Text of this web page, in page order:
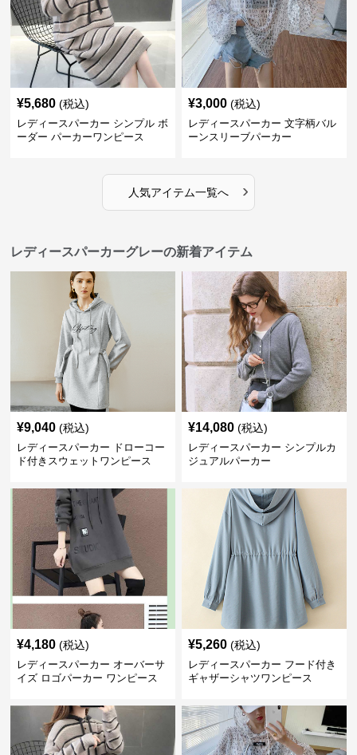
¥5,680 (税込)
レディースパーカー シンプル ボ
ーダー パーカーワンピース
¥3,000 (税込)
レディースパーカー 文字柄バル
ーンスリーブパーカー
人気アイテム一覧へ ›
レディースパーカーグレーの新着アイテム
¥9,040 (税込)
レディースパーカー ドローコー
ド付きスウェットワンピース
¥14,080 (税込)
レディースパーカー シンプルカ
ジュアルパーカー
¥4,180 (税込)
レディースパーカー オーバーサ
イズ ロゴパーカー ワンピース
¥5,260 (税込)
レディースパーカー フード付き
ギャザーシャツワンピース